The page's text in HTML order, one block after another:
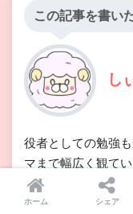
この記事を書い
し
役者としての勉強
マまで幅広く観て
ィ、スポーツ系が
すく楽しくお伝え
ホーム シェア